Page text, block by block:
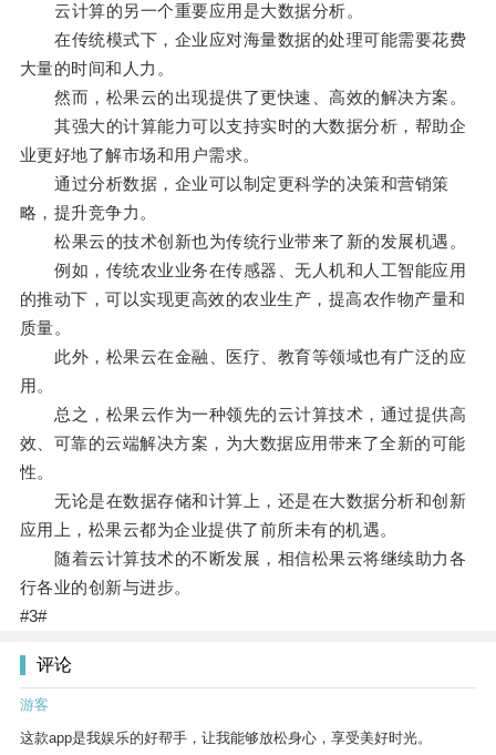
云计算的另一个重要应用是大数据分析。
在传统模式下，企业应对海量数据的处理可能需要花费
大量的时间和人力。
然而，松果云的出现提供了更快速、高效的解决方案。
其强大的计算能力可以支持实时的大数据分析，帮助企
业更好地了解市场和用户需求。
通过分析数据，企业可以制定更科学的决策和营销策
略，提升竞争力。
松果云的技术创新也为传统行业带来了新的发展机遇。
例如，传统农业业务在传感器、无人机和人工智能应用
的推动下，可以实现更高效的农业生产，提高农作物产量和
质量。
此外，松果云在金融、医疗、教育等领域也有广泛的应
用。
总之，松果云作为一种领先的云计算技术，通过提供高
效、可靠的云端解决方案，为大数据应用带来了全新的可能
性。
无论是在数据存储和计算上，还是在大数据分析和创新
应用上，松果云都为企业提供了前所未有的机遇。
随着云计算技术的不断发展，相信松果云将继续助力各
行各业的创新与进步。
#3#
评论
游客
这款app是我娱乐的好帮手，让我能够放松身心，享受美好时光。